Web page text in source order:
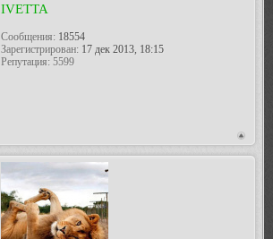
IVETTA
Сообщения:18554
Зарегистрирован:17 дек 2013, 18:15
Репутация: 5599